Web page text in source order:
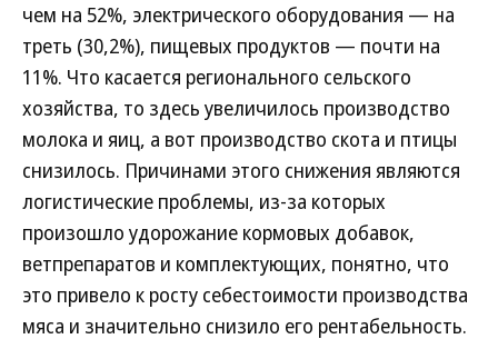
чем на 52%, электрического оборудования — на
треть (30,2%), пищевых продуктов — почти на
11%. Что касается регионального сельского
хозяйства, то здесь увеличилось производство
молока и яиц, а вот производство скота и птицы
снизилось. Причинами этого снижения являются
логистические проблемы, из-за которых
произошло удорожание кормовых добавок,
ветпрепаратов и комплектующих, понятно, что
это привело к росту себестоимости производства
мяса и значительно снизило его рентабельность.